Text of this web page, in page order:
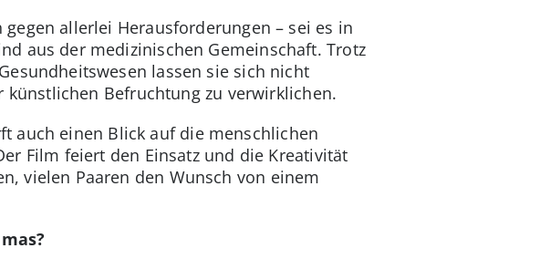
allerlei Herausforderungen – sei es in
aus der medizinischen Gemeinschaft. Trotz
lassen sie sich nicht
Befruchtung zu verwirklichen.
auch einen Blick auf die menschlichen
Film feiert den Einsatz und die Kreativität
vielen Paaren den Wunsch von einem